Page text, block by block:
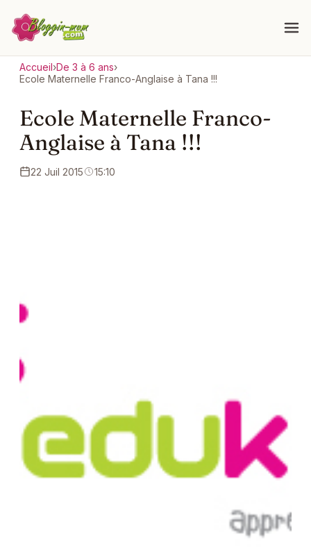
Accueil›De 3 à 6 ans›
Ecole Maternelle Franco-Anglaise à Tana !!!
Ecole Maternelle Franco-
Anglaise à Tana !!!
22 Juil 2015 15:10